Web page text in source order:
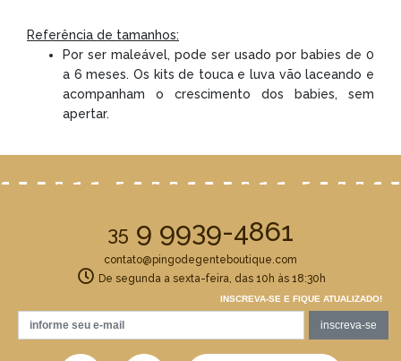
Referência de tamanhos:
Por ser maleável, pode ser usado por babies de 0
a 6 meses. Os kits de touca e luva vão laceando e
acompanham o crescimento dos babies, sem
apertar.
35 9 9939-4861
contato@pingodegenteboutique.com
De segunda a sexta-feira, das 10h às 18:30h
INSCREVA-SE E FIQUE ATUALIZADO!